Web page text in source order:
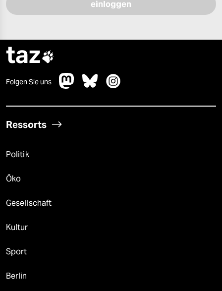
taz
Folgen Sie uns
Ressorts
Politik
Öko
Gesellschaft
Kultur
Sport
Berlin